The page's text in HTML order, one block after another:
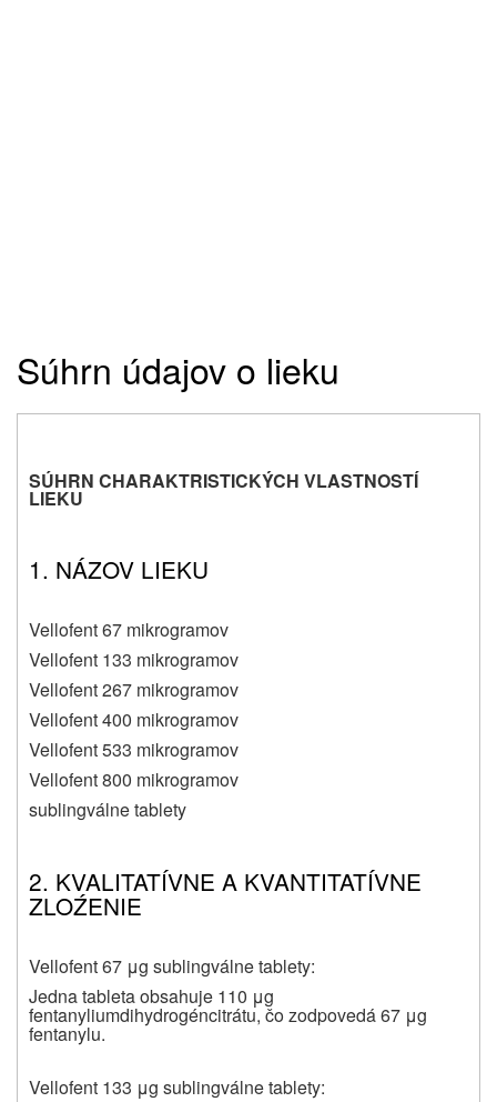
Súhrn údajov o lieku
SÚHRN CHARAKTRISTICKÝCH VLASTNOSTÍ
LIEKU
1. NÁZOV LIEKU
Vellofent 67 mikrogramov
Vellofent 133 mikrogramov
Vellofent 267 mikrogramov
Vellofent 400 mikrogramov
Vellofent 533 mikrogramov
Vellofent 800 mikrogramov
sublingválne tablety
2. KVALITATÍVNE A KVANTITATÍVNE
ZLOŹENIE
Vellofent 67 μg sublingválne tablety:
Jedna tableta obsahuje 110 μg
fentanyliumdihydrogéncitrátu, čo zodpovedá 67 μg
fentanylu.
Vellofent 133 μg sublingválne tablety: